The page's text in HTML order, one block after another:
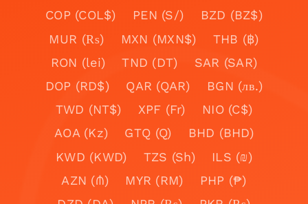
COP (COL$)
PEN (S/)
BZD (BZ$)
MUR (₨)
MXN (MXN$)
THB (฿)
RON (lei)
TND (DT)
SAR (SAR)
DOP (RD$)
QAR (QAR)
BGN (лв.)
TWD (NT$)
XPF (Fr)
NIO (C$)
AOA (Kz)
GTQ (Q)
BHD (BHD)
KWD (KWD)
TZS (Sh)
ILS (₪)
AZN (₼)
MYR (RM)
PHP (₱)